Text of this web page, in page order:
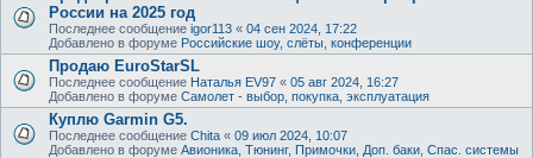
России на 2025 год
Последнее сообщение igor113 « 04 сен 2024, 17:22
Добавлено в форуме Российские шоу, слёты, конференции
Продаю EuroStarSL
Последнее сообщение Наталья EV97 « 05 авг 2024, 16:27
Добавлено в форуме Самолет - выбор, покупка, эксплуатация
Куплю Garmin G5.
Последнее сообщение Chita « 09 июл 2024, 10:07
Добавлено в форуме Авионика, Тюнинг, Примочки, Доп. баки, Спас. системы